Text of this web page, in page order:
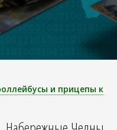
и прицепы к